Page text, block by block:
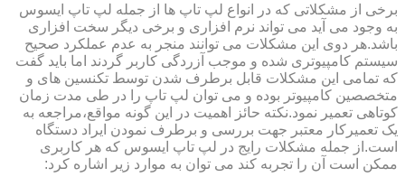
برخی از مشکلاتی که در انواع لپ تاپ ها از جمله لپ تاپ ایسوس
به وجود می آید می تواند نرم افزاری و برخی دیگر سخت افزاری
باشد.هر دوی این مشکلات می توانند منجر به عدم عملکرد صحیح
سیستم کامپیوتری شده و موجب آزردگی کاربر گردند اما باید گفت
که تمامی این مشکلات قابل برطرف شدن توسط تکنسین های و
متخصصین کامپیوتر بوده و می توان لپ تاپ را در طی مدت زمان
کوتاهی تعمیر نمود.نکته حائز اهمیت در این گونه مواقع،مراجعه به
یک تعمیرکار معتبر جهت بررسی و برطرف نمودن ایراد دستگاه
است.از جمله مشکلات رایج در لپ تاپ ایسوس که هر کاربری
ممکن است آن را تجربه کند می توان به موارد زیر اشاره کرد: